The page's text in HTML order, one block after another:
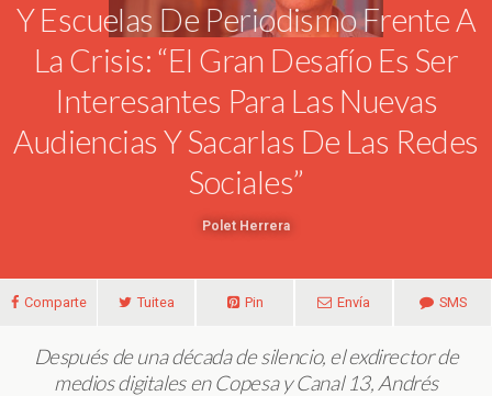
Y Escuelas De Periodismo Frente A
La Crisis: “El Gran Desafío Es Ser
Interesantes Para Las Nuevas
Audiencias Y Sacarlas De Las Redes
Sociales”
Polet Herrera
Comparte Tuitea Pin Envía SMS
Después de una década de silencio, el exdirector de
medios digitales en Copesa y Canal 13, Andrés